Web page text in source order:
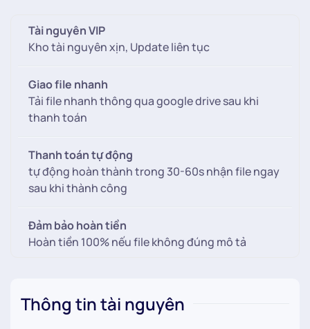
sinh
ghép
baby
dễ
thương
Tài nguyên VIP
Kho tài nguyên xịn, Update liên tục
Giao file nhanh
Tải file nhanh thông qua google drive sau khi
thanh toán
Thanh toán tự động
tự động hoàn thành trong 30-60s nhận file ngay
sau khi thành công
Đảm bảo hoàn tiền
Hoàn tiền 100% nếu file không đúng mô tả
Thông tin tài nguyên